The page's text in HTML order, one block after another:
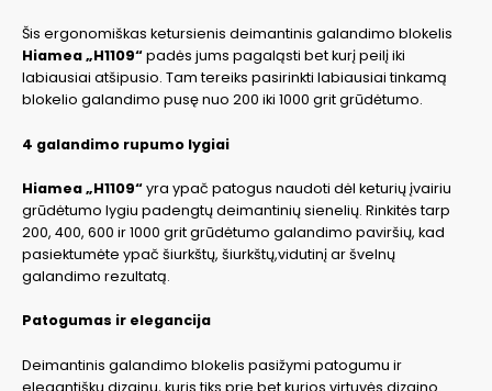
Šis ergonomiškas ketursienis deimantinis galandimo blokelis
Hiamea „H1109“padės jums pagaląsti bet kurį peilį iki
labiausiai atšipusio. Tam tereiks pasirinkti labiausiai tinkamą
blokelio galandimo pusę nuo 200 iki 1000 grit grūdėtumo.
4 galandimo rupumo lygiai
Hiamea „H1109“yra ypač patogus naudoti dėl keturių įvairiu
grūdėtumo lygiu padengtų deimantinių sienelių. Rinkitės tarp
200, 400, 600 ir 1000 grit grūdėtumo galandimo paviršių, kad
pasiektumėte ypač šiurkštų, šiurkštų,vidutinį ar švelnų
galandimo rezultatą.
Patogumas ir elegancija
Deimantinis galandimo blokelis pasižymi patogumu ir
elegantišku dizainu, kuris tiks prie bet kurios virtuvės dizaino.